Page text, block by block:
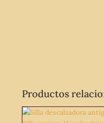
Productos